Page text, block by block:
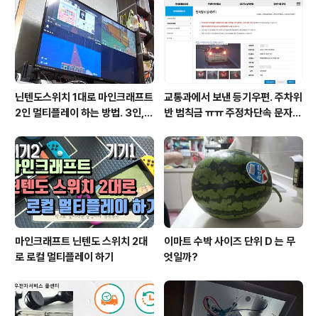
닌텐도스위치 1대로 마인크래프트
2인 멀티플레이 하는 방법. 3인, 4
교통과에서 보낸 등기우편. 주차위
반 범칙금 ㅠㅠ 주정차단속 문자알
마인크래프트 닌텐도 스위치 2대
로 로컬 멀티플레이 하기
이마트 수박 사이즈 단위 D 는 무
엇일까?